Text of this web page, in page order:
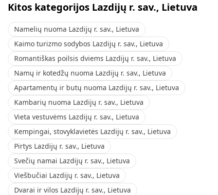
Kitos kategorijos Lazdijų r. sav., Lietuva
Namelių nuoma Lazdijų r. sav., Lietuva
Kaimo turizmo sodybos Lazdijų r. sav., Lietuva
Romantiškas poilsis dviems Lazdijų r. sav., Lietuva
Namų ir kotedžų nuoma Lazdijų r. sav., Lietuva
Apartamentų ir butų nuoma Lazdijų r. sav., Lietuva
Kambarių nuoma Lazdijų r. sav., Lietuva
Vieta vestuvėms Lazdijų r. sav., Lietuva
Kempingai, stovyklavietės Lazdijų r. sav., Lietuva
Pirtys Lazdijų r. sav., Lietuva
Svečių namai Lazdijų r. sav., Lietuva
Viešbučiai Lazdijų r. sav., Lietuva
Dvarai ir vilos Lazdijų r. sav., Lietuva